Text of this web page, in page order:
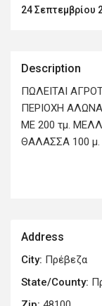
24 Σεπτεμβρίου
Description
ΠΩΛΕΙΤΑΙ
ΠΕΡΙΟΧΗ
ΜΕ 200 τμ.
ΘΑΛΑΣΣΑ 100
Address
City: Πρέβεζα
State/County: